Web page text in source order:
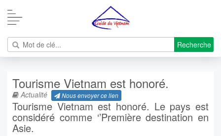
Recherche
Tourisme Vietnam est honoré.
Actualité Nous envoyer ce lien
Tourisme Vietnam est honoré. Le pays est
considéré comme ‘’Première destination en
Asie.